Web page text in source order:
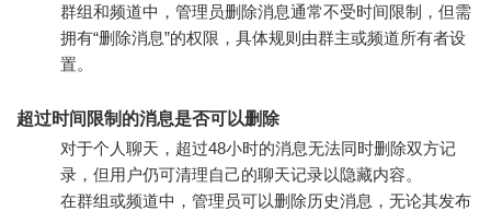
群组和频道中，管理员删除消息通常不受时间限制，但需
拥有“删除消息”的权限，具体规则由群主或频道所有者设
置。
超过时间限制的消息是否可以删除
对于个人聊天，超过48小时的消息无法同时删除双方记
录，但用户仍可清理自己的聊天记录以隐藏内容。
在群组或频道中，管理员可以删除历史消息，无论其发布